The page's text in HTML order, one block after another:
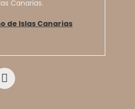
Canarias.
de Islas Canarias